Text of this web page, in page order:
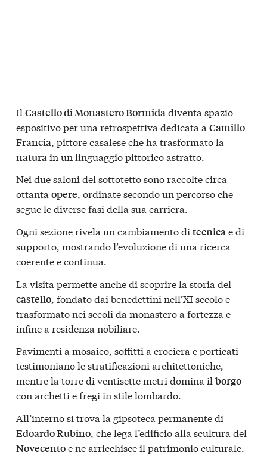
Il Castello di Monastero Bormidadiventa spazio
espositivo per una retrospettiva dedicata a Camillo
Francia, pittore casalese che ha trasformato la
naturain un linguaggio pittorico astratto.
Nei due saloni del sottotetto sono raccolte circa
ottanta opere, ordinate secondo un percorso che
segue le diverse fasi della sua carriera.
Ogni sezione rivela un cambiamento di tecnicae di
supporto, mostrando l’evoluzione di una ricerca
coerente e continua.
La visita permette anche di scoprire la storia del
castello, fondato dai benedettini nell’XI secolo e
trasformato nei secoli da monastero a fortezza e
infine a residenza nobiliare.
Pavimenti a mosaico, soffitti a crociera e porticati
testimoniano le stratificazioni architettoniche,
mentre la torre di ventisette metri domina il borgo
con archetti e fregi in stile lombardo.
All’interno si trova la gipsoteca permanente di
Edoardo Rubino, che lega l’edificio alla scultura del
Novecentoe ne arricchisce il patrimonio culturale.